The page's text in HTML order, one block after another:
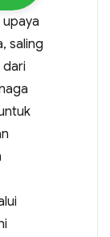
saling